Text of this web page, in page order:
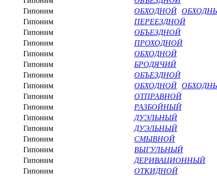
Гипоним
ОБХОДНОЙ
Гипоним
ПЕРЕЕЗДНОЙ
Гипоним
ОБЪЕЗДНОЙ
Гипоним
ПРОХОДНОЙ
Гипоним
ОБХОДНОЙ
Гипоним
БРОДЯЧИЙ
Гипоним
ОБЪЕЗДНОЙ
Гипоним
ОБХОДНОЙ
Гипоним
ОТПРАВНОЙ
Гипоним
РАЗБОЙНЫЙ
Гипоним
ДУЭЛЬНЫЙ
Гипоним
ДУЭЛЬНЫЙ
Гипоним
СМЫВНОЙ
Гипоним
ВЫГУЛЬНЫЙ
Гипоним
ДЕРИВАЦИОННЫЙ
Гипоним
ОТКИДНОЙ